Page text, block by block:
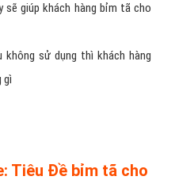
sẽ giúp khách hàng bỉm tã cho
không sử dụng thì khách hàng
gì
Tiêu Đề bỉm tã cho